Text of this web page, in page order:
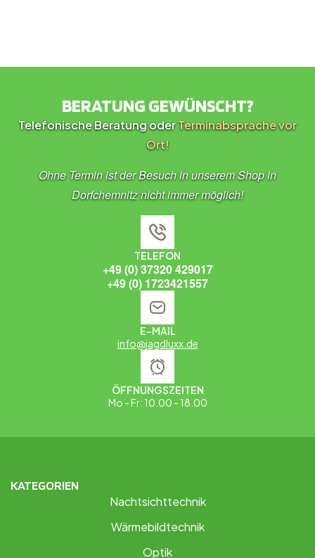
BERATUNG GEWÜNSCHT?
Telefonische Beratung oderTerminabsprache vor
Ort!
Ohne Termin ist der Besuch in unserem Shop in
Dorfchemnitz nicht immer möglich!
TELEFON
+49 (0) 37320 429017
+49 (0) 1723421557
E-MAIL
info@jagdluxx.de
ÖFFNUNGSZEITEN
Mo - Fr: 10.00 - 18.00
KATEGORIEN
Nachtsichttechnik
Wärmebildtechnik
Optik